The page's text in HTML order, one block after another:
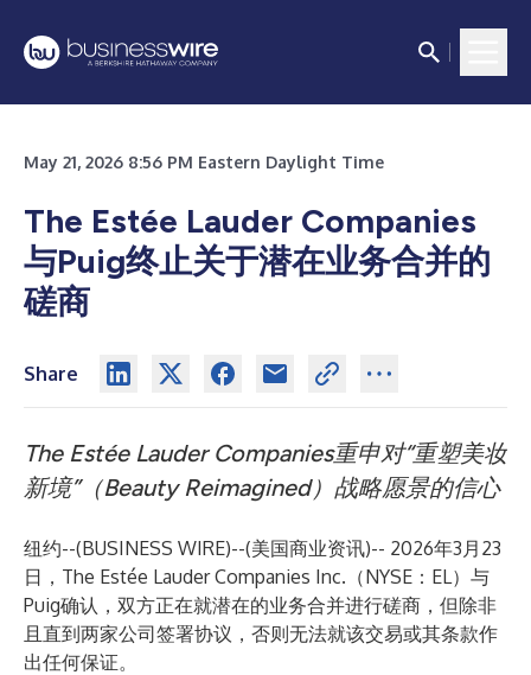
May 21, 2026 8:56 PM Eastern Daylight Time
The Estée Lauder Companies
与Puig终止关于潜在业务合并的
磋商
Share
The Estée Lauder Companies重申对“重塑美妆
新境”（Beauty Reimagined）战略愿景的信心
纽约--(BUSINESS WIRE)--(美国商业资讯)-- 2026年3月23
日，The Estée Lauder Companies Inc.（NYSE：EL）与
Puig确认，双方正在就潜在的业务合并进行磋商，但除非
且直到两家公司签署协议，否则无法就该交易或其条款作
出任何保证。